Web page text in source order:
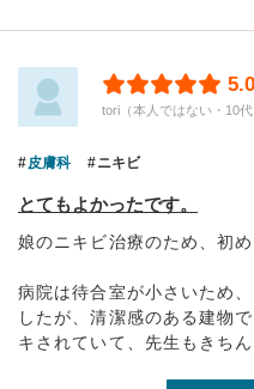
5.0
tori（本人ではない・10
皮膚科 ニキビ
とてもよかったです。
娘のニキビ治療のため、初め
病院は待合室が小さいため
したが、清潔感のある建物
キされていて、先生もきち